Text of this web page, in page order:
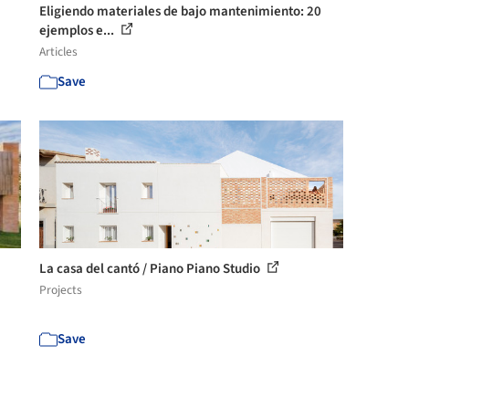
Eligiendo materiales de bajo mantenimiento: 20
ejemplos e...
Articles
Save
La casa del cantó / Piano Piano Studio
Projects
Save